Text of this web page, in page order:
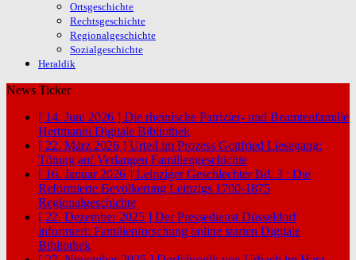
Ortsgeschichte
Rechtsgeschichte
Regionalgeschichte
Sozialgeschichte
Heraldik
News Ticker
[ 14. Juni 2026 ] Die rheinische Patrizier- und Beamtenfamilie
Hertmanni Digitale Bibliothek
[ 22. März 2026 ] Urteil im Prozess Gottfried Liesegang:
Tötung auf Verlangen Familiengeschichte
[ 16. Januar 2026 ] Leipziger Geschlechter Bd. 3 : Die
Reformierte Bevölkerung Leipzigs 1700-1875
Regionalgeschichte
[ 22. Dezember 2025 ] Der Pressedienst Düsseldorf
informiert: Familienforschung online starten Digitale
Bibliothek